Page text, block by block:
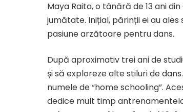
Maya Raita, o tânără de 13 ani
jumătate. Inițial, părinții ei au
pasiune arzătoare pentru dans.
​După aproximativ trei ani de
și să exploreze alte stiluri de
numele de “home schooling”.
dedice mult timp